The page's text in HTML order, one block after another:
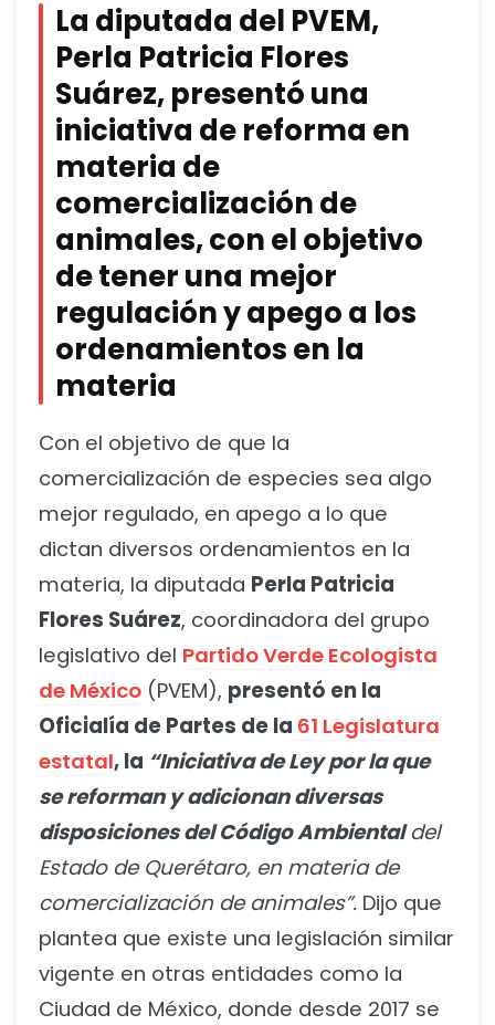
La diputada del PVEM,
Perla Patricia Flores
Suárez, presentó una
iniciativa de reforma en
materia de
comercialización de
animales, con el objetivo
de tener una mejor
regulación y apego a los
ordenamientos en la
materia
Con el objetivo de que la
comercialización de especies sea algo
mejor regulado, en apego a lo que
dictan diversos ordenamientos en la
materia, la diputada Perla Patricia
Flores Suárez, coordinadora del grupo
legislativo del Partido Verde Ecologista
de México (PVEM), presentó en la
Oficialía de Partes de la 61 Legislatura
estatal, la “Iniciativa de Ley por la que
se reforman y adicionan diversas
disposiciones del Código Ambientaldel
Estado de Querétaro, en materia de
comercialización de animales”. Dijo que
plantea que existe una legislación similar
vigente en otras entidades como la
Ciudad de México, donde desde 2017 se